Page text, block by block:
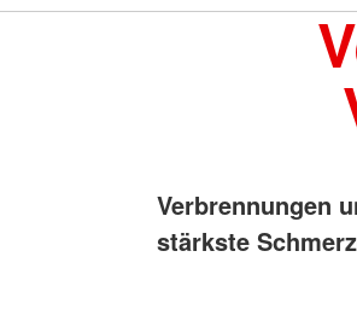
Verbrennungen
stärkste